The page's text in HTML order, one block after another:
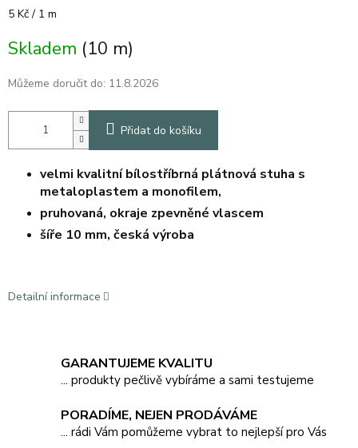
Měrná
5 Kč / 1 m
Skladem (10 m)
Můžeme doručit do: 11.8.2026
Přidat do košíku
velmi kvalitní bílostříbrná plátnová stuha s
metaloplastem a monofilem,
pruhovaná, okraje zpevněné vlascem
šíře 10 mm, česká výroba
Detailní informace
GARANTUJEME KVALITU
... produkty pečlivě vybíráme a sami testujeme
PORADÍME, NEJEN PRODÁVÁME
... rádi Vám pomůžeme vybrat to nejlepší pro Vás